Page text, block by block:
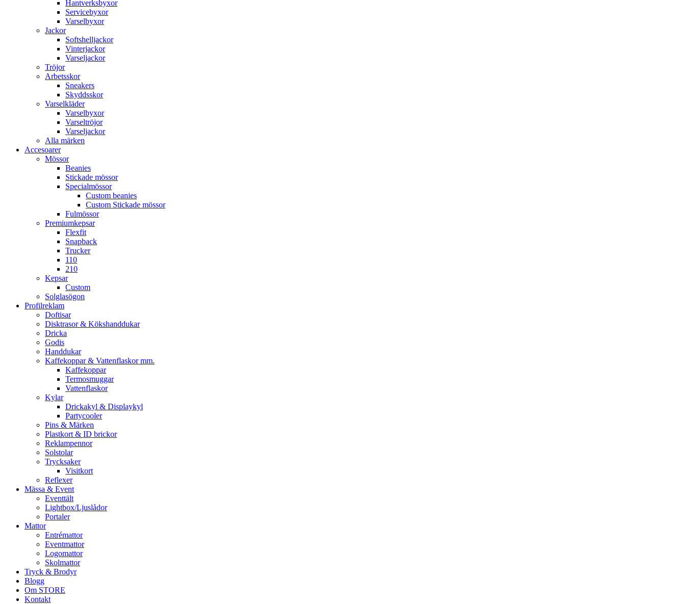
Hantverksbyxor
Servicebyxor
Varselbyxor
Jackor
Softshelljackor
Vinterjackor
Varseljackor
Tröjor
Arbetsskor
Sneakers
Skyddsskor
Varselkläder
Varselbyxor
Varseltröjor
Varseljackor
Alla märken
Accesoarer
Mössor
Beanies
Stickade mössor
Specialmössor
Custom beanies
Custom Stickade mössor
Fulmössor
Premiumkepsar
Flexfit
Snapback
Trucker
110
210
Kepsar
Custom
Solglasögon
Profilreklam
Doftisar
Disktrasor & Kökshanddukar
Dricka
Godis
Handdukar
Kaffekoppar & Vattenflaskor mm.
Kaffekoppar
Termosmuggar
Vattenflaskor
Kylar
Drickakyl & Displaykyl
Partycooler
Pins & Märken
Plastkort & ID brickor
Reklampennor
Solstolar
Trycksaker
Visitkort
Reflexer
Mässa & Event
Eventtält
Lightbox/Ljuslådor
Portaler
Mattor
Entrémattor
Eventmattor
Logomattor
Skolmattor
Tryck & Brodyr
Blogg
Om STORE
Kontakt